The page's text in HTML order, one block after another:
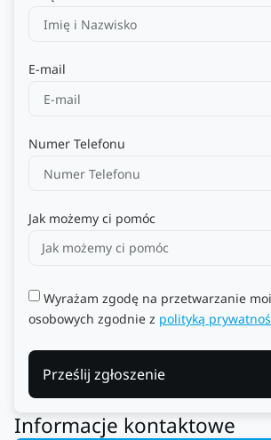
E-mail
Numer Telefonu
Jak możemy ci pomóc
Wyrażam zgodę na przetwarzanie
osobowych zgodnie z polityką
Prześlij zgłoszenie
Informacje kontaktowe